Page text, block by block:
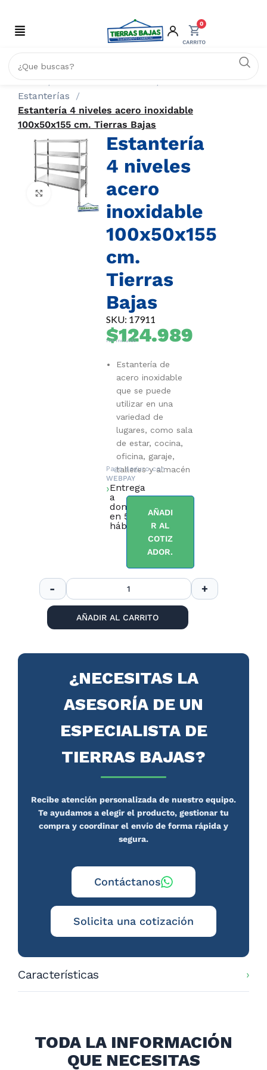
0
Inicio
ACERO INOXIDABLE
Estanterías
Estantería 4 niveles acero inoxidable
100x50x155 cm. Tierras Bajas
Click to enlarge
Estantería
4 niveles
acero
inoxidable
100x50x155
cm.
Tierras
Bajas
SKU: 17911
$124.989
IVA Incluido
Estantería de
acero inoxidable
que se puede
utilizar en una
variedad de
lugares, como sala
de estar, cocina,
oficina, garaje,
talleres y almacén
Pago seguro con
WEBPAY
Entrega
a
domicilio
en 5 días
hábiles.
AÑADI
R AL
COTIZ
ADOR.
AÑADIR AL CARRITO
¿NECESITAS LA
ASESORÍA DE UN
ESPECIALISTA DE
TIERRAS BAJAS?
Recibe atención personalizada de nuestro equipo.
Te ayudamos a elegir el producto, gestionar tu
compra y coordinar el envío de forma rápida y
segura.
Contáctanos
Solicita una cotización
Características
TODA LA INFORMACIÓN
QUE NECESITAS